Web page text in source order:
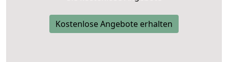
Kostenlose Angebote erhalten